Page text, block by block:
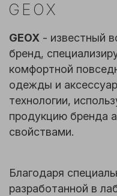
GEOX
GEOX - известный
бренд,
комфортной
одежды и
технологии,
продукцию бренда
свойствами.
Благодаря
разработанной в